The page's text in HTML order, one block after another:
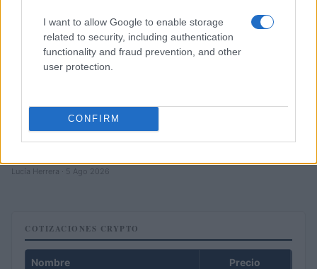
I want to allow Google to enable storage
related to security, including authentication
functionality and fraud prevention, and other
user protection.
CONFIRM
Cómo aplicar un framework minimalista para gestionar
Lucía Herrera · 5 Ago 2026
COTIZACIONES CRYPTO
Nombre Precio